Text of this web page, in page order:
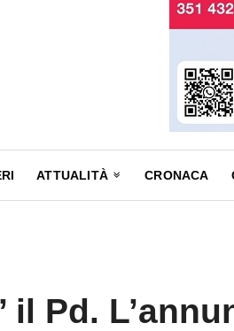
ATTUALITÀ CRONACA
il Pd.